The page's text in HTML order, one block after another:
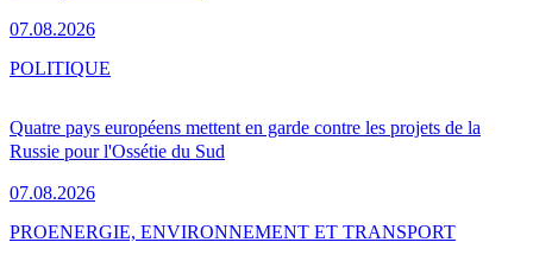
07.08.2026
Quatre pays européens mettent en garde contre les projets de la
Russie pour l'Ossétie du Sud
07.08.2026
POLITIQUE
PROENERGIE, ENVIRONNEMENT ET TRANSPORT